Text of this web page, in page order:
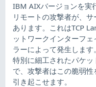
IBM AIXバージョンを実
リモートの攻撃者が、
あります。これはTCP
ットワークインターフ
ラーによって発生します。
特別に細工されたパケ
で、攻撃者はこの脆弱
引き起こせます。